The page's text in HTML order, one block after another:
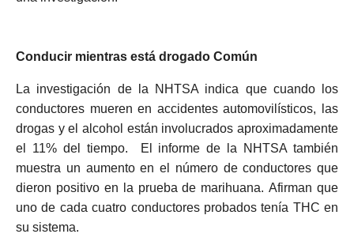
Conducir mientras está drogado Común
La investigación de la NHTSA indica que cuando los
conductores mueren en accidentes automovilísticos, las
drogas y el alcohol están involucrados aproximadamente
el 11% del tiempo. El informe de la NHTSA también
muestra un aumento en el número de conductores que
dieron positivo en la prueba de marihuana.Afirman que
uno de cada cuatro conductores probados tenía THC en
su sistema.